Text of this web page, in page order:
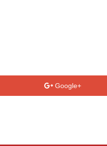
Google+